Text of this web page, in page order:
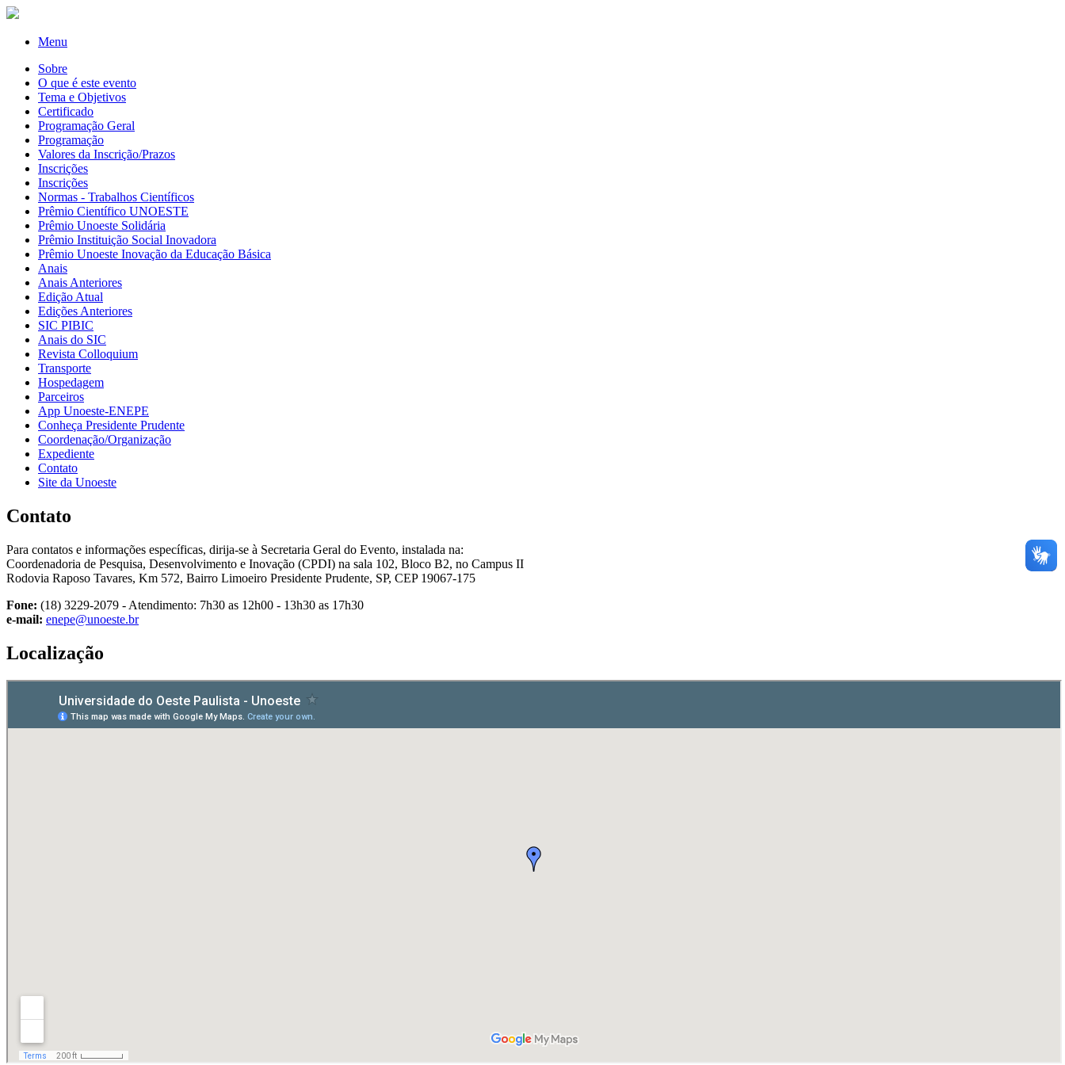
Menu
Sobre
O que é este evento
Tema e Objetivos
Certificado
Programação Geral
Programação
Valores da Inscrição/Prazos
Inscrições
Inscrições
Normas - Trabalhos Científicos
Prêmio Científico UNOESTE
Prêmio Unoeste Solidária
Prêmio Instituição Social Inovadora
Prêmio Unoeste Inovação da Educação Básica
Anais
Anais Anteriores
Edição Atual
Edições Anteriores
SIC PIBIC
Anais do SIC
Revista Colloquium
Transporte
Hospedagem
Parceiros
App Unoeste-ENEPE
Conheça Presidente Prudente
Coordenação/Organização
Expediente
Contato
Site da Unoeste
Contato
Para contatos e informações específicas, dirija-se à Secretaria Geral do Evento, instalada na:
Coordenadoria de Pesquisa, Desenvolvimento e Inovação (CPDI) na sala 102, Bloco B2, no Campus II
Rodovia Raposo Tavares, Km 572, Bairro Limoeiro Presidente Prudente, SP, CEP 19067-175
Fone: (18) 3229-2079 - Atendimento: 7h30 as 12h00 - 13h30 as 17h30
e-mail: enepe@unoeste.br
Localização